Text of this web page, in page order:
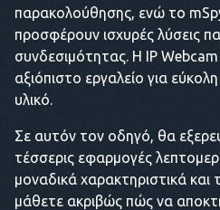
παρακολούθησης, ενώ το
προσφέρουν ισχυρές λύσεις
συνδεσιμότητας. Η IP
αξιόπιστο εργαλείο για
υλικό.
Σε αυτόν τον οδηγό, θα
τέσσερις εφαρμογές
μοναδικά χαρακτηριστικά και
μάθετε ακριβώς πώς να